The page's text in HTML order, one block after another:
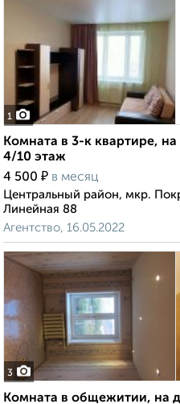
1
Комната в 3-к квартире,
4/10 этаж
4 500 ₽ в месяц
Центральный район, мкр.
Линейная 88
Агентство, 16.05.2022
3
Комната в общежитии, на